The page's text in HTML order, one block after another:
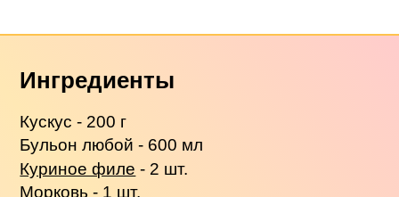
Ингредиенты
Кускус - 200 г
Бульон любой - 600 мл
Куриное филе - 2 шт.
Морковь - 1 шт.